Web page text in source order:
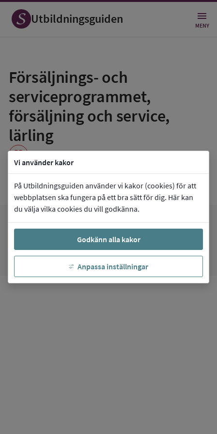
Vi använder kakor
På Utbildningsguiden använder vi kakor (cookies) för att
webbplatsen ska fungera på ett bra sätt för dig. Här kan
du välja vilka cookies du vill godkänna.
Godkänn alla kakor
Anpassa inställningar
Utbildningsguiden MENY
Försäljnings- och
serviceprogrammet,
försäljning och service,
lärling
favorite
som
favorit
Gå tillPraktiska Gymnasiet Märstaarrow_forward
favorite